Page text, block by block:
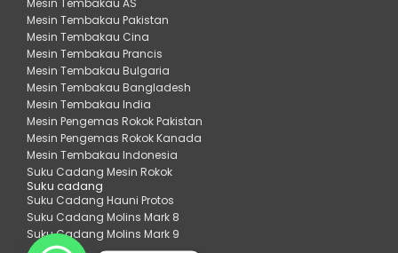
Mesin Tembakau AS
Mesin Tembakau Pakistan
Mesin Tembakau Cina
Mesin Tembakau Prancis
Mesin Tembakau Bulgaria
Mesin Tembakau Bangladesh
Mesin Tembakau India
Mesin Pengemas Rokok Pakistan
Mesin Pengemas Rokok Kanada
Mesin Tembakau Indonesia
Suku Cadang Mesin Rokok
Suku cadang
Suku Cadang Hauni Protos
Suku Cadang Molins Mark 8
Suku Cadang Molins Mark 9